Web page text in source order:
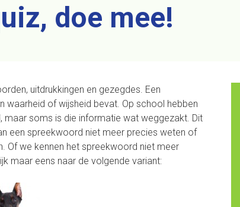
Cursus Nederlands
Online taaltrainingen
doe mee!
uitdrukkingen en gezegdes. Een
waarheid of wijsheid bevat. Op school hebben
soms is die informatie wat weggezakt. Dit
een spreekwoord niet meer precies weten of
Of we kennen het spreekwoord niet meer
maar eens naar de volgende variant: